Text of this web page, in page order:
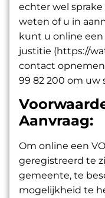
echter wel
weten of u in
kunt u online een
justitie (https://
contact
99 82 200 om uw
Aanvraag:
Om online een
geregistreerd te
gemeente, te
mogelijkheid te